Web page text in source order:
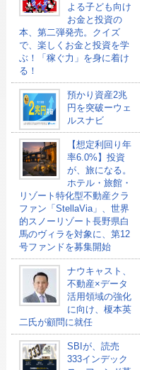
よる子ども向け
お金と投資の
本、第二弾発売。クイズ
で、楽しくお金と投資を学
ぶ！「稼ぐ力」を身に着け
る！
預かり資産2兆
円を突破ーウェ
ルスナビ
【想定利回り年
率6.0%】投資
が、旅になる。
ホテル・旅館・
リゾート特化型不動産クラ
ファン「StellaVia」、世界
的スノーリゾート長野県白
馬のヴィラを対象に、第12
号ファンドを募集開始
ナウキャスト、
不動産×データ
活用領域の強化
に向け、榎本英
二氏が顧問に就任
SBIが、読売
333インデック